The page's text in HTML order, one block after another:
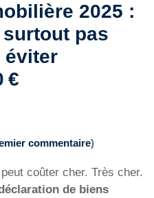
2025 :
surtout pas
éviter
€
commentaire)
coûter cher. Très cher.
de biens